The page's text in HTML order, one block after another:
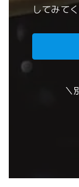
してみて
＼